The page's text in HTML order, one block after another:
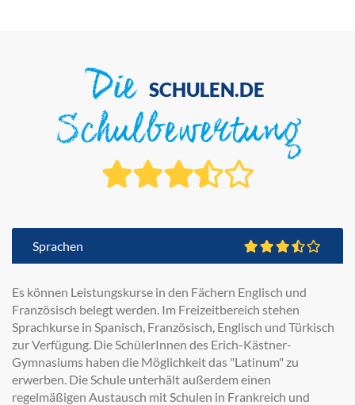
Die SCHULEN.DE
Schulbewertung
Sprachen
Es können Leistungskurse in den Fächern Englisch und
Französisch belegt werden. Im Freizeitbereich stehen
Sprachkurse in Spanisch, Französisch, Englisch und Türkisch
zur Verfügung. Die SchülerInnen des Erich-Kästner-
Gymnasiums haben die Möglichkeit das "Latinum" zu
erwerben. Die Schule unterhält außerdem einen
regelmäßigen Austausch mit Schulen in Frankreich und